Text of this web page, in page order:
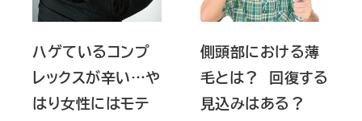
ハゲているコンプ
レックスが辛い…や
はり女性にはモテ
側頭部における薄
毛とは？ 回復する
見込みはある？